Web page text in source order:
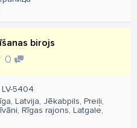
birojs
0
5404
Latvija, Jēkabpils, Preiļi,
Rīgas rajons, Latgale,